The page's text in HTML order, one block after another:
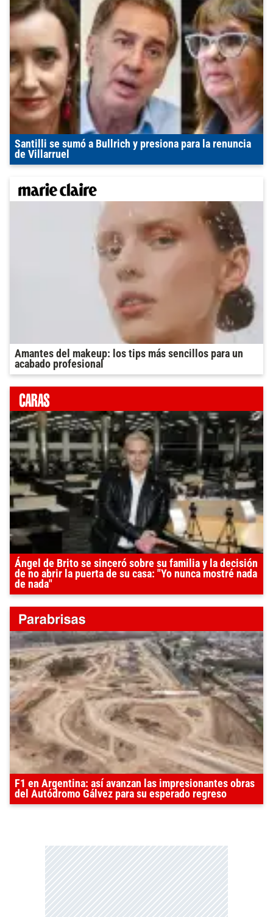
Santilli se sumó a Bullrich y presiona para la renuncia
de Villarruel
Amantes del makeup: los tips más sencillos para un
acabado profesional
Ángel de Brito se sinceró sobre su familia y la decisión
de no abrir la puerta de su casa: "Yo nunca mostré nada
de nada"
F1 en Argentina: así avanzan las impresionantes obras
del Autódromo Gálvez para su esperado regreso